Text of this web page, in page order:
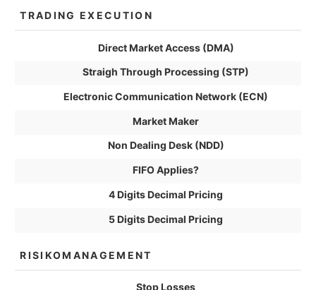
TRADING EXECUTION
Direct Market Access (DMA)
Straigh Through Processing (STP)
Electronic Communication Network (ECN)
Market Maker
Non Dealing Desk (NDD)
FIFO Applies?
4 Digits Decimal Pricing
5 Digits Decimal Pricing
RISIKOMANAGEMENT
Stop Losses